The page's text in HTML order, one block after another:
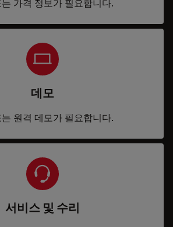
가격 정보가 필요합니다.
데모
원격 데모가 필요합니다.
서비스 및 수리